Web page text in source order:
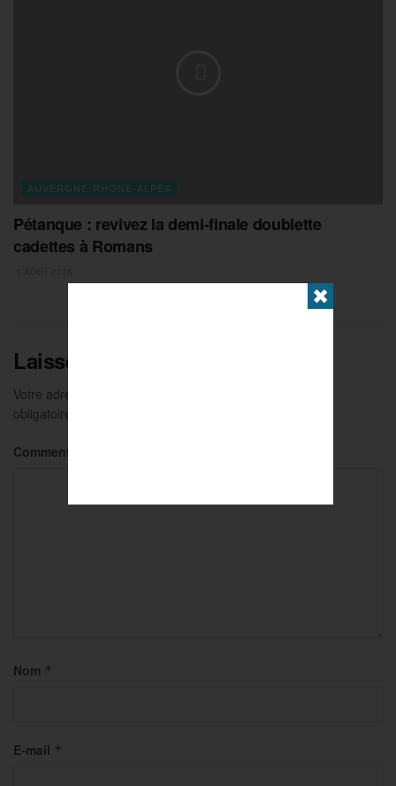
AUVERGNE-RHONE-ALPES
Pétanque : revivez la demi-finale doublette
cadettes à Romans
Laisser un commentaire
Votre adresse e-mail ne sera pas publiée.
obligatoires sont indiqués avec
Commentaire
Nom *
E-mail *
✖